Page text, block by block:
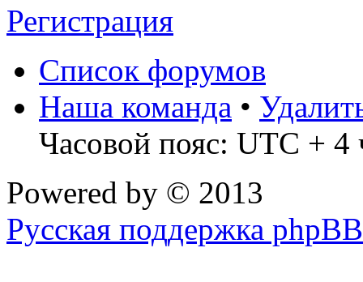
Регистрация
Список форумов
Наша команда •
Часовой пояс: UTC + 4
Powered by © 2013
Русская поддержка phpBB